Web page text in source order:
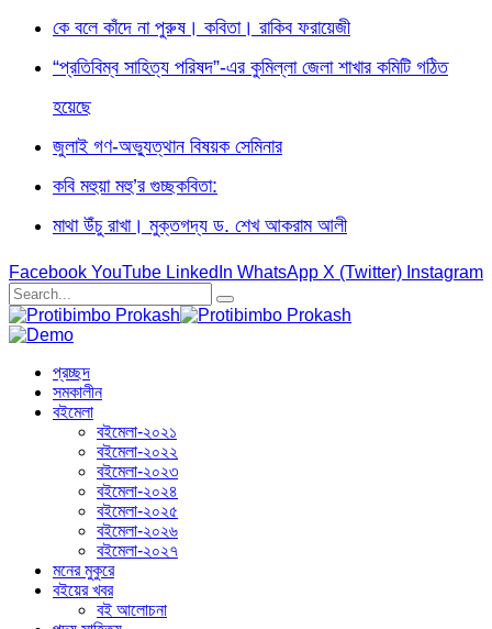
কে বলে কাঁদে না পুরুষ। কবিতা। রাকিব ফরায়েজী
“প্রতিবিম্ব সাহিত্য পরিষদ”-এর কুমিল্লা জেলা শাখার কমিটি গঠিত
হয়েছে
জুলাই গণ-অভ্যুত্থান বিষয়ক সেমিনার
কবি মহুয়া মহু’র গুচ্ছকবিতা:
মাথা উঁচু রাখা। মুক্তগদ্য ড. শেখ আকরাম আলী
Facebook YouTube LinkedIn WhatsApp X (Twitter) Instagram
প্রচ্ছদ
সমকালীন
বইমেলা
বইমেলা-২০২১
বইমেলা-২০২২
বইমেলা-২০২৩
বইমেলা-২০২৪
বইমেলা-২০২৫
বইমেলা-২০২৬
বইমেলা-২০২৭
মনের মুকুরে
বইয়ের খবর
বই আলোচনা